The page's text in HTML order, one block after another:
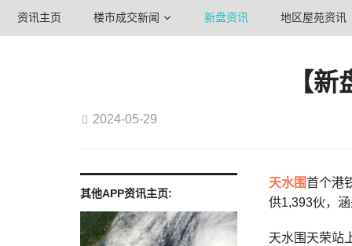
资讯主页 楼市成交新闻 新盘资讯 地区屋苑资讯
【
2024-05-29
其他APP资讯主页:
天水围首个港
供1,393伙，
天水围天荣站